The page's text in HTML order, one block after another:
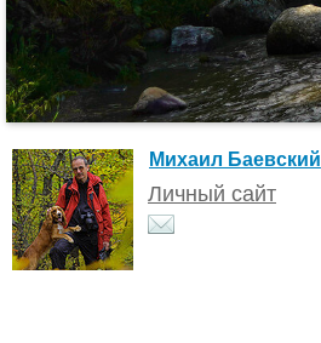
Михаил Баевский
Личный сайт